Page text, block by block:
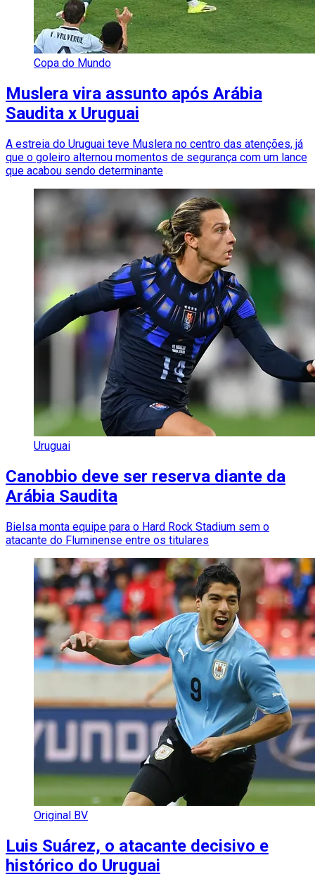
Copa do Mundo
Muslera vira assunto após Arábia
Saudita x Uruguai
A estreia do Uruguai teve Muslera no centro das atenções, já
que o goleiro alternou momentos de segurança com um lance
que acabou sendo determinante
Uruguai
Canobbio deve ser reserva diante da
Arábia Saudita
Bielsa monta equipe para o Hard Rock Stadium sem o
atacante do Fluminense entre os titulares
Original BV
Luis Suárez, o atacante decisivo e
histórico do Uruguai